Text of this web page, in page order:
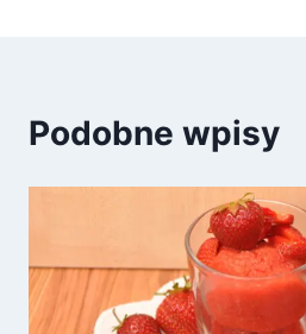
Podobne wpisy